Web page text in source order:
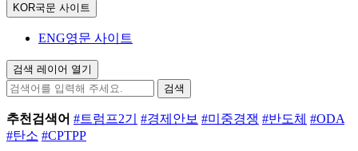
KOR국문 사이트
ENG영문 사이트
검색 레이어 열기
검색
추천검색어 #트럼프2기 #경제안보 #미중경쟁 #반도체 #ODA
#탄소 #CPTPP